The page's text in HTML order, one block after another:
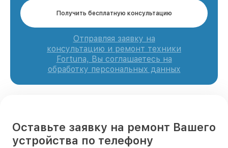
Получить бесплатную консультацию
Отправляя заявку на
консультацию и ремонт техники
Fortuna, Вы соглашаетесь на
обработку персональных данных
Оставьте заявку на ремонт Вашего
устройства по телефону